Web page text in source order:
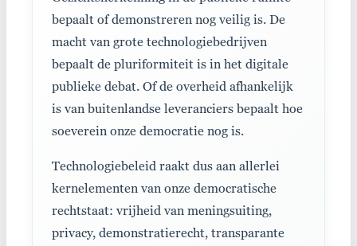
bepaalt of demonstreren nog veilig is. De
macht van grote technologiebedrijven
bepaalt de pluriformiteit is in het digitale
publieke debat. Of de overheid afhankelijk
is van buitenlandse leveranciers bepaalt hoe
soeverein onze democratie nog is.
Technologiebeleid raakt dus aan allerlei
kernelementen van onze democratische
rechtstaat: vrijheid van meningsuiting,
privacy, demonstratierecht, transparante